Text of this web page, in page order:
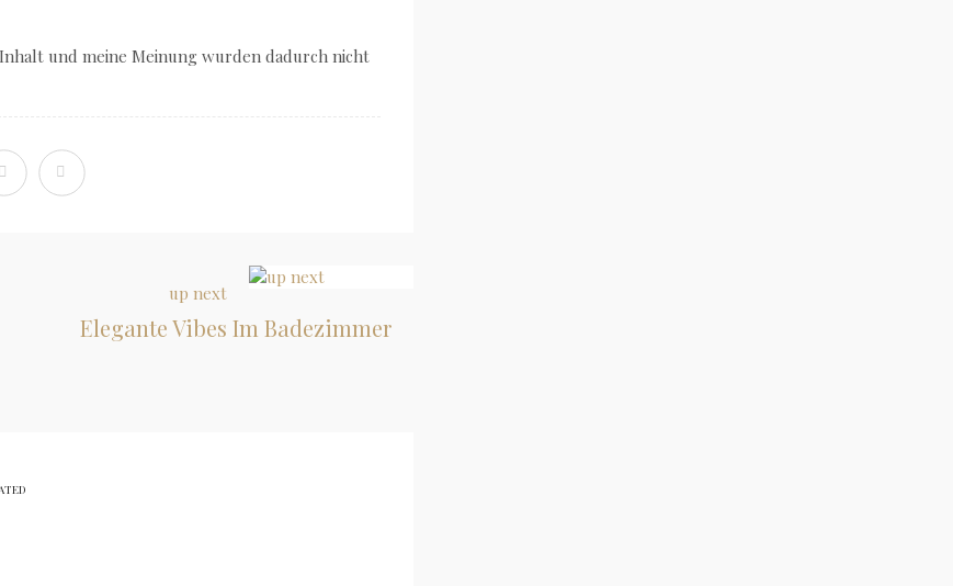
und meine Meinung wurden dadurch nicht
up next
Elegante Vibes Im Badezimmer